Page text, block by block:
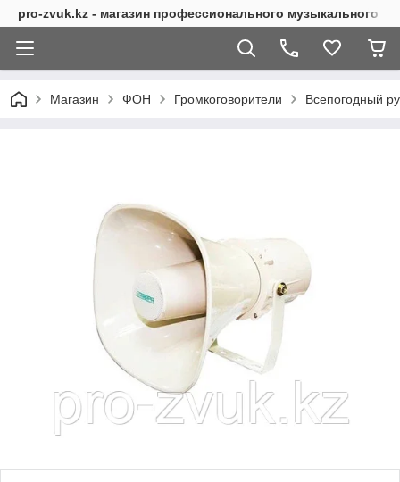
pro-zvuk.kz - магазин профессионального музыкального
Магазин ФОН Громкоговорители Всепогодный